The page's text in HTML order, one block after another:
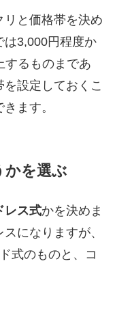
リと価格帯を決め
は3,000円程度か
するものまであ
設定しておくこ
ます。
かを選ぶ
レス式かを決めま
になりますが、
式のものと、コ